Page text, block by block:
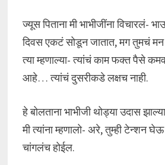
ज्यूस पिताना मी भाभीजींना विचारलं-
दिवस एकटं सोडून जातात, मग तुमचं
त्या म्हणाल्या- त्यांचं काम फक्त पैसे
आहे… त्यांचं दुसरीकडे लक्षच नाही.
हे बोलताना भाभीजी थोड्या उदास
मी त्यांना म्हणालो- अरे, तुम्ही टेन्शन
चांगलंच होईल.